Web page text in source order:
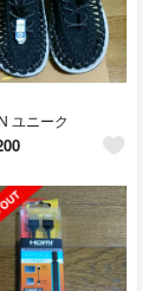
ユニーク